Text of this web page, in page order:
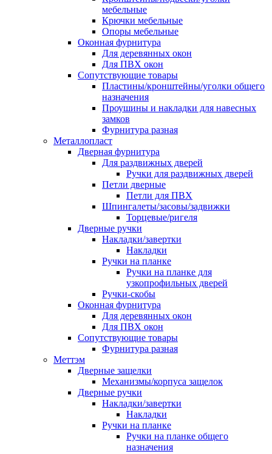
мебельные
Крючки мебельные
Опоры мебельные
Оконная фурнитура
Для деревянных окон
Для ПВХ окон
Сопутствующие товары
Пластины/кронштейны/уголки общего
назначения
Проушины и накладки для навесных
замков
Фурнитура разная
Металлопласт
Дверная фурнитура
Для раздвижных дверей
Ручки для раздвижных дверей
Петли дверные
Петли для ПВХ
Шпингалеты/засовы/задвижки
Торцевые/ригеля
Дверные ручки
Накладки/завертки
Накладки
Ручки на планке
Ручки на планке для
узкопрофильных дверей
Ручки-скобы
Оконная фурнитура
Для деревянных окон
Для ПВХ окон
Сопутствующие товары
Фурнитура разная
Меттэм
Дверные защелки
Механизмы/корпуса защелок
Дверные ручки
Накладки/завертки
Накладки
Ручки на планке
Ручки на планке общего
назначения